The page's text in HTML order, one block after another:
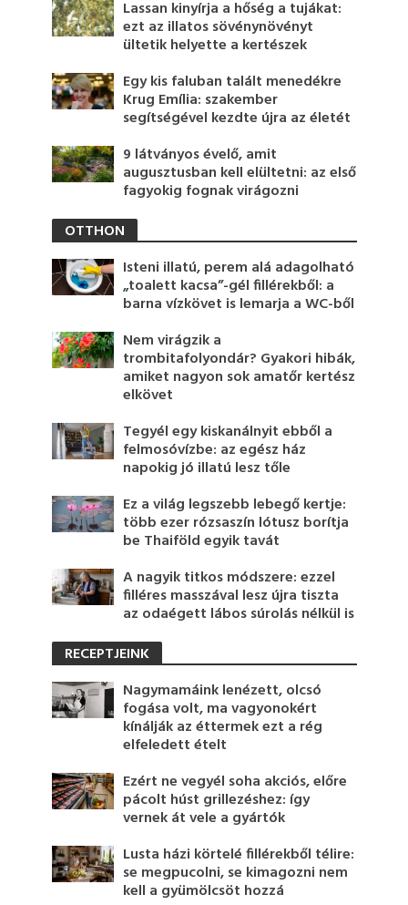
Lassan kinyírja a hőség a tujákat:
ezt az illatos sövénynövényt
ültetik helyette a kertészek
Egy kis faluban talált menedékre
Krug Emília: szakember
segítségével kezdte újra az életét
9 látványos évelő, amit
augusztusban kell elültetni: az első
fagyokig fognak virágozni
OTTHON
Isteni illatú, perem alá adagolható
„toalett kacsa”-gél fillérekből: a
barna vízkövet is lemarja a WC-ből
Nem virágzik a
trombitafolyondár? Gyakori hibák,
amiket nagyon sok amatőr kertész
elkövet
Tegyél egy kiskanálnyit ebből a
felmosóvízbe: az egész ház
napokig jó illatú lesz tőle
Ez a világ legszebb lebegő kertje:
több ezer rózsaszín lótusz borítja
be Thaiföld egyik tavát
A nagyik titkos módszere: ezzel
filléres masszával lesz újra tiszta
az odaégett lábos súrolás nélkül is
RECEPTJEINK
Nagymamáink lenézett, olcsó
fogása volt, ma vagyonokért
kínálják az éttermek ezt a rég
elfeledett ételt
Ezért ne vegyél soha akciós, előre
pácolt húst grillezéshez: így
vernek át vele a gyártók
Lusta házi körtelé fillérekből télire:
se megpucolni, se kimagozni nem
kell a gyümölcsöt hozzá